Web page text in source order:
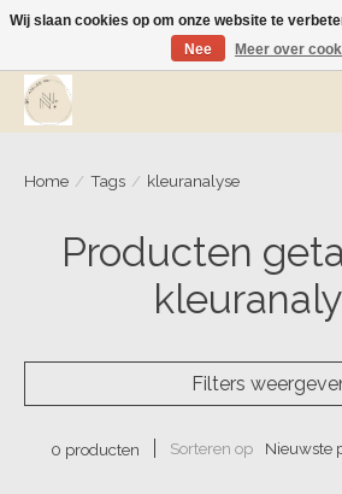
Wij zijn op vakantie! Vanaf zaterdag 9 mei worden
Home / Tags / kleuranalyse
Producten
Filters
0 producten Sorteren op Nieuwste
Wij slaan cookies op om onze website te
Nee
Meer over